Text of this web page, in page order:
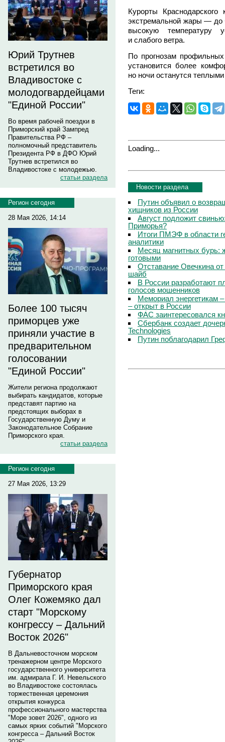
Юрий Трутнев
встретился во
Владивостоке с
молодогвардейцами
"Единой России"
Во время рабочей поездки в
Приморский край Зампред
Правительства РФ –
полномочный представитель
Президента РФ в ДФО Юрий
Трутнев встретился во
Владивостоке с молодежью.
статьи раздела
Регион сегодня
28 Мая 2026, 14:14
Более 100 тысяч
приморцев уже
приняли участие в
предварительном
голосовании
"Единой России"
Жители региона продолжают
выбирать кандидатов, которые
представят партию на
предстоящих выборах в
Государственную Думу и
Законодательное Собрание
Приморского края.
статьи раздела
Регион сегодня
27 Мая 2026, 13:29
Губернатор
Приморского края
Олег Кожемяко дал
старт "Морскому
конгрессу – Дальний
Восток 2026"
В Дальневосточном морском
тренажерном центре Морского
государственного университета
им. адмирала Г. И. Невельского
во Владивостоке состоялась
торжественная церемония
открытия конкурса
профессионального мастерства
"Море зовет 2026", одного из
самых ярких событий "Морского
конгресса – Дальний Восток
Курорты
экстремальной жары — до
высокую температуру
и слабого ветра.
По прогнозам
установится более
но ночи останутся
Теги:
Loading...
Новости раздела
Путин объявил о
хищников из России
Август подложит
Приморья?
Итоги ПМЭФ в области
аналитики
Месяц магнитных бурь:
готовыми
Отставание Овечкина
шайб
В России разработают
голосов мошенников
Мемориал энергетикам
– открыт в России
ФАС заинтересовался
Сбербанк создает
Technologies
Путин поблагодарил